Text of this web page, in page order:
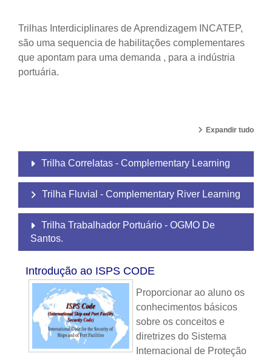
Trilhas Interdiciplinares de Aprendizagem INCATEP,
são uma sequencia de habilitações complementares
que apontam para uma demanda , para a indústria
portuária.
Expandir tudo
Trilha Correlatas - Complementary Learning
Trilha Fluvial - Complementary River Learning
Trilha Trabalhador Portuário - OGMO De
Santos.
Introdução ao ISPS CODE
Proporcionar ao aluno os
conhecimentos básicos
sobre os conceitos e
diretrizes do Sistema
Internacional de Proteção